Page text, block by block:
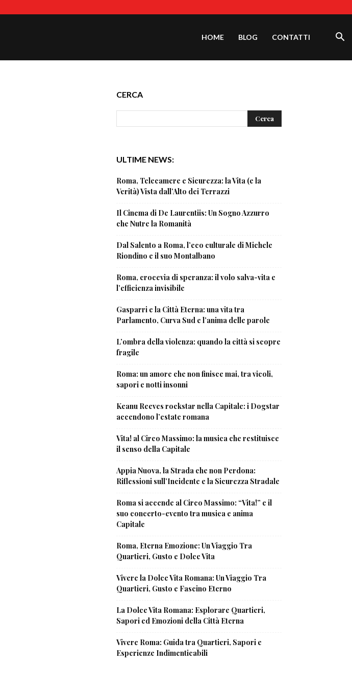
HOME BLOG CONTATTI
CERCA
ULTIME NEWS:
Roma, Telecamere e Sicurezza: la Vita (e la
Verità) Vista dall’Alto dei Terrazzi
Il Cinema di De Laurentiis: Un Sogno Azzurro
che Nutre la Romanità
Dal Salento a Roma, l’eco culturale di Michele
Riondino e il suo Montalbano
Roma, crocevia di speranza: il volo salva-vita e
l’efficienza invisibile
Gasparri e la Città Eterna: una vita tra
Parlamento, Curva Sud e l’anima delle parole
L’ombra della violenza: quando la città si scopre
fragile
Roma: un amore che non finisce mai, tra vicoli,
sapori e notti insonni
Keanu Reeves rockstar nella Capitale: i Dogstar
accendono l’estate romana
Vita! al Circo Massimo: la musica che restituisce
il senso della Capitale
Appia Nuova, la Strada che non Perdona:
Riflessioni sull’Incidente e la Sicurezza Stradale
Roma si accende al Circo Massimo: “Vita!” e il
suo concerto-evento tra musica e anima
Capitale
Roma, Eterna Emozione: Un Viaggio Tra
Quartieri, Gusto e Dolce Vita
Vivere la Dolce Vita Romana: Un Viaggio Tra
Quartieri, Gusto e Fascino Eterno
La Dolce Vita Romana: Esplorare Quartieri,
Sapori ed Emozioni della Città Eterna
Vivere Roma: Guida tra Quartieri, Sapori e
Esperienze Indimenticabili